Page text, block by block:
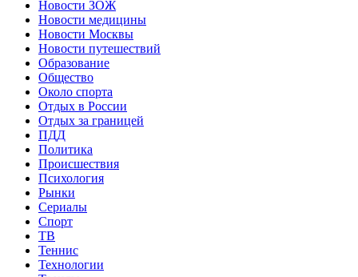
Новости ЗОЖ
Новости медицины
Новости Москвы
Новости путешествий
Образование
Общество
Около спорта
Отдых в России
Отдых за границей
ПДД
Политика
Происшествия
Психология
Рынки
Сериалы
Спорт
ТВ
Теннис
Технологии